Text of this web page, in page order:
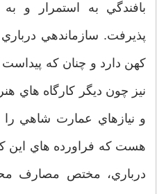
بافندگي به استمرار و
پذيرفت. سازماندهي
كهن دارد و چنان كه
نيز چون ديگر كارگاه هاي
و نيازهاي عمارت شاهي را
هست كه فراورده هاي اين
درباري، مختص مصارف